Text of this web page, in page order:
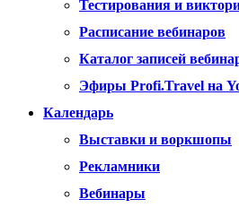
Тестирования и
Расписание вебинаров
Каталог записей
Эфиры Profi.Travel на
Календарь
Выставки и воркшопы
Рекламники
Вебинары